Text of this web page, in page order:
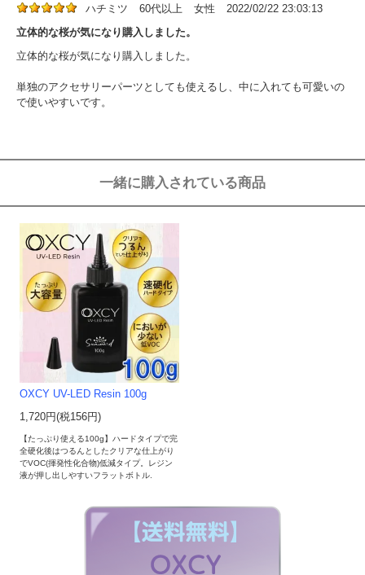
ハチミツ 60代以上 女性
2022/02/22 23:03:13
立体的な桜が気になり購入しました。
立体的な桜が気になり購入しました。
単独のアクセサリーパーツとしても使えるし、中に入れても可愛いの
で使いやすいです。
一緒に購入されている商品
OXCY UV-LED Resin 100g
1,720円(税156円)
【たっぷり使える100g】ハードタイプで完
全硬化後はつるんとしたクリアな仕上がり
でVOC(揮発性化合物)低減タイプ。レジン
液が押し出しやすいフラットボトル.